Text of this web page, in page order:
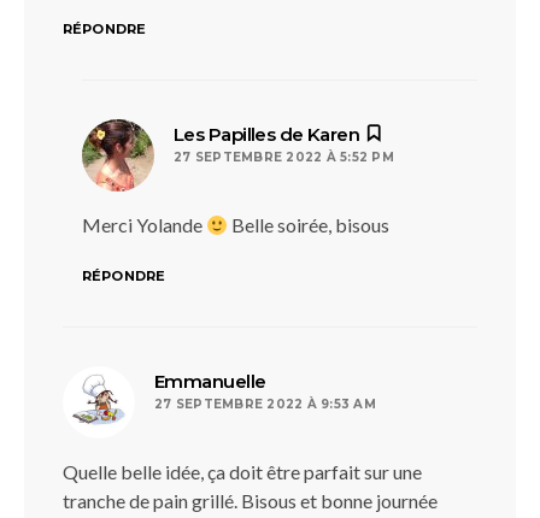
RÉPONDRE
Les Papilles de Karen
27 SEPTEMBRE 2022 À 5:52 PM
Merci Yolande Belle soirée, bisous
RÉPONDRE
Emmanuelle
27 SEPTEMBRE 2022 À 9:53 AM
Quelle belle idée, ça doit être parfait sur une
tranche de pain grillé. Bisous et bonne journée